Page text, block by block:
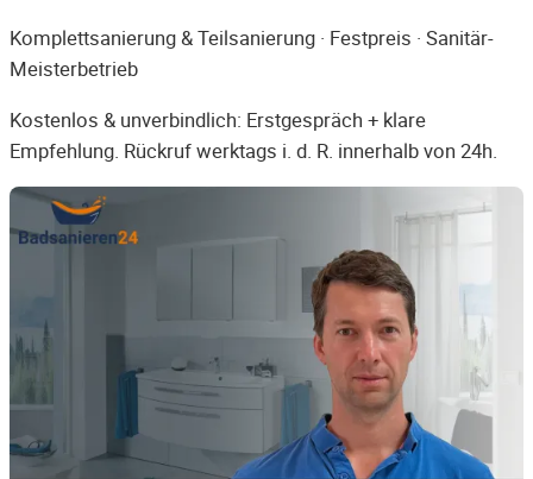
Komplettsanierung & Teilsanierung · Festpreis · Sanitär-
Meisterbetrieb
Kostenlos & unverbindlich: Erstgespräch + klare
Empfehlung. Rückruf werktags i. d. R. innerhalb von 24h.